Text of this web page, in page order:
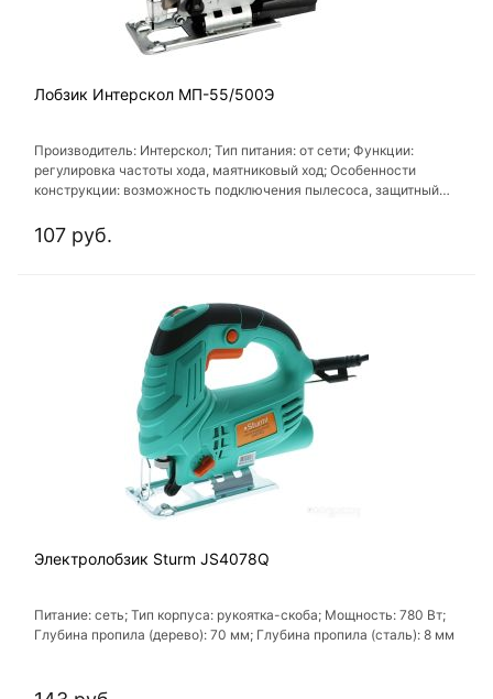
Лобзик Интерскол МП-55/500Э
Производитель: Интерскол; Тип питания: от сети; Функции:
регулировка частоты хода, маятниковый ход; Особенности
конструкции: возможность подключения пылесоса, защитный
107 руб.
Электролобзик Sturm JS4078Q
Питание: сеть; Тип корпуса: рукоятка-скоба; Мощность: 780 Вт;
Глубина пропила (дерево): 70 мм; Глубина пропила (сталь): 8 мм